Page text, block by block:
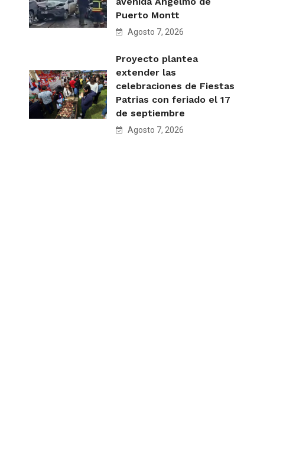
Puerto Montt
Agosto 7, 2026
Proyecto plantea
extender las
celebraciones de Fiestas
Patrias con feriado el 17
de septiembre
Agosto 7, 2026